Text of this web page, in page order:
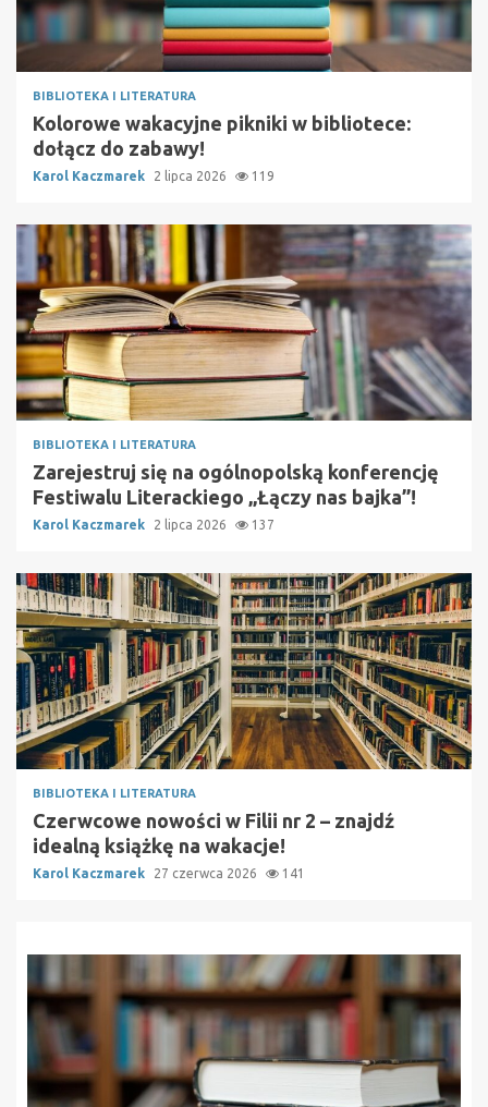
BIBLIOTEKA I LITERATURA
Kolorowe wakacyjne pikniki w bibliotece:
dołącz do zabawy!
Karol Kaczmarek 2 lipca 2026 119
BIBLIOTEKA I LITERATURA
Zarejestruj się na ogólnopolską konferencję
Festiwalu Literackiego „Łączy nas bajka”!
Karol Kaczmarek 2 lipca 2026 137
BIBLIOTEKA I LITERATURA
Czerwcowe nowości w Filii nr 2 – znajdź
idealną książkę na wakacje!
Karol Kaczmarek 27 czerwca 2026 141